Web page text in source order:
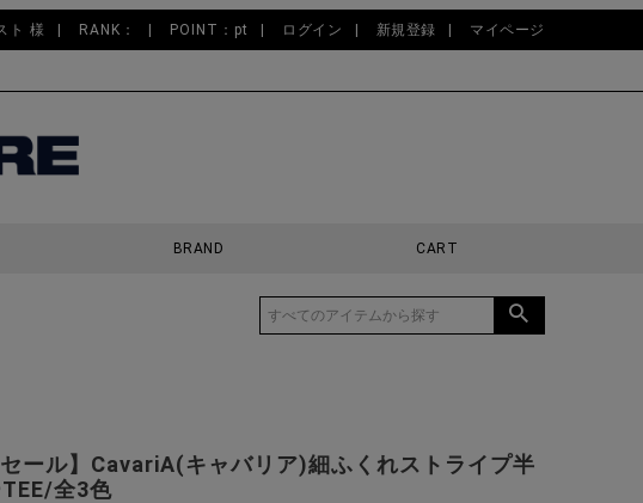
ト 様 RANK： POINT：pt ログイン 新規登録 マイページ
BRAND CART
セール】CavariA(キャバリア)細ふくれストライプ半
全3色